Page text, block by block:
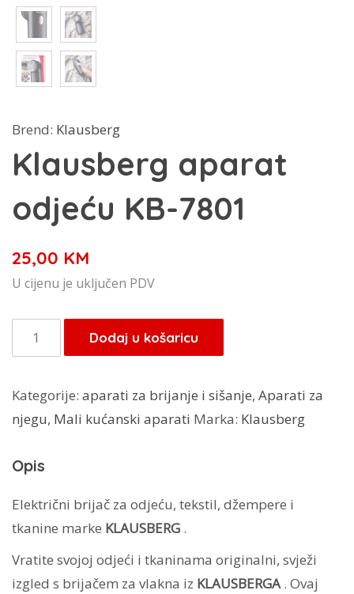
Brend: Klausberg
Klausberg aparat
odjeću KB-7801
25,00 KM
U cijenu je uključen PDV
Klausberg
aparat
KB-
7801
Dodaj u košaricu
Kategorije: aparati za brijanje i sišanje, Aparati za
njegu, Mali kućanski aparati Marka: Klausberg
Opis
Električni brijač za odjeću, tekstil, džempere i
tkanine marke KLAUSBERG .
Vratite svojoj odjeći i tkaninama originalni, svježi
izgled s brijačem za vlakna iz KLAUSBERGA. Ovaj